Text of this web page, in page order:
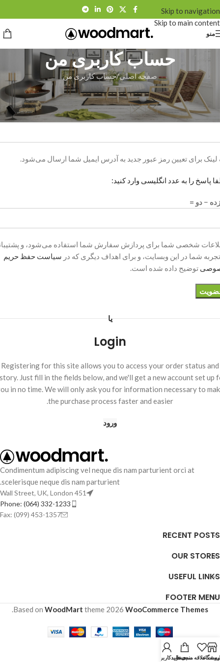
Skip to navigation
Skip to main content
منو
حساب کاربری من
صفحه اصلی حساب کاربری من
ایمیل*
لینک برای تعیین رمز عبور جدید به آدرس ایمیل شما ارسال می‌شود.
پاسخ را به عدد انگلیسی وارد کنید:
− دو =
شخصی شما برای پردازش سفارش شما استفاده می‌شود، و
شما در این وبسایت، و برای اهداف دیگری که در سیاست حفظ حریم
توضیح داده شده است.
یا
Login
Registering for this site allows you to access your order status and
Just fill in the fields below, and we'll get a new account set up
in no time. We will only ask you for information necessary to
the purchase process faster and easier.
ورود
Condimentum adipiscing vel neque dis nam parturient orci at
scelerisque neque dis nam parturient.
451 Wall Street, UK, London
Phone: (064) 332-1233
Fax: (099) 453-1357
RECENT POSTS
OUR STORES
USEFUL LINKS
FOOTER MENU
Based on WoodMart theme 2026 WooCommerce Themes
لیست علاقه مندی ها
سبد خرید
حساب کاربری من